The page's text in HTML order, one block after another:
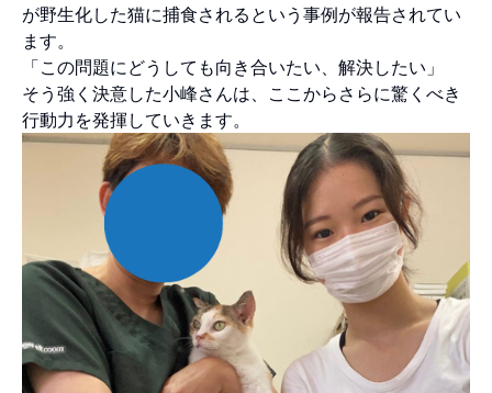
が野生化した猫に捕食されるという事例が報告されてい
ます。
「この問題にどうしても向き合いたい、解決したい」
そう強く決意した小峰さんは、ここからさらに驚くべき
行動力を発揮していきます。